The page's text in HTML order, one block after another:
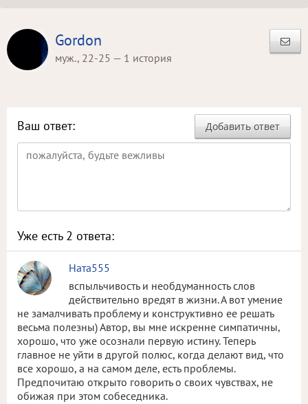
Gordon
муж., 22-25 — 1 история
Добавить ответ
Ваш ответ:
Уже есть 2 ответа:
Ната555
вспыльчивость и необдуманность слов
действительно вредят в жизни. А вот умение
не замалчивать проблему и конструктивно ее решать
весьма полезны) Автор, вы мне искренне симпатичны,
хорошо, что уже осознали первую истину. Теперь
главное не уйти в другой полюс, когда делают вид, что
все хорошо, а на самом деле, есть проблемы.
Предпочитаю открыто говорить о своих чувствах, не
обижая при этом собеседника.